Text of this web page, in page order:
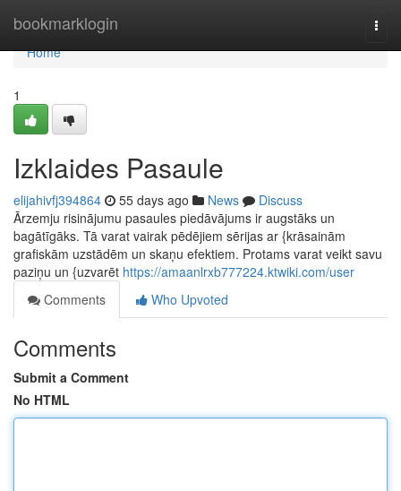
bookmarklogin
Home
Home
1
Izklaides Pasaule
elijahivfj394864 55 days ago News
Discuss
Ārzemju risinājumu pasaules piedāvājums ir augstāks un
bagātīgāks. Tā varat vairak pēdējiem sērijas ar {krāsainām
grafiskām uzstādēm un skaņu efektiem. Protams varat veikt savu
paziņu un {uzvarēt https://amaanlrxb777224.ktwiki.com/user
Comments
Who Upvoted
Comments
Submit a Comment
No HTML